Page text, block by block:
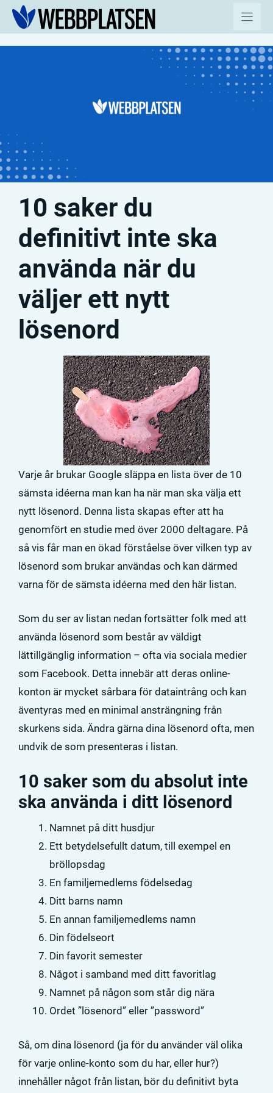
Hoppa
innehåll
10 saker du
definitivt inte ska
använda när du
väljer ett nytt
lösenord
Varje år brukar Google släppa en lista över de 10
sämsta idéerna man kan ha när man ska välja ett
nytt lösenord. Denna lista skapas efter att ha
genomfört en studie med över 2000 deltagare. På
så vis får man en ökad förståelse över vilken typ av
lösenord som brukar användas och kan därmed
varna för de sämsta idéerna med den här listan.
Som du ser av listan nedan fortsätter folk med att
använda lösenord som består av väldigt
lättillgänglig information – ofta via sociala medier
som Facebook. Detta innebär att deras online-
konton är mycket sårbara för dataintrång och kan
äventyras med en minimal ansträngning från
skurkens sida. Ändra gärna dina lösenord ofta, men
undvik de som presenteras i listan.
10 saker som du absolut inte
ska använda i ditt lösenord
Namnet på ditt husdjur
Ett betydelsefullt datum, till exempel en
bröllopsdag
En familjemedlems födelsedag
Ditt barns namn
En annan familjemedlems namn
Din födelseort
Din favorit semester
Något i samband med ditt favoritlag
Namnet på någon som står dig nära
Ordet ”lösenord” eller ”password”
Så, om dina lösenord (ja för du använder väl olika
för varje online-konto som du har, eller hur?)
innehåller något från listan, bör du definitivt byta